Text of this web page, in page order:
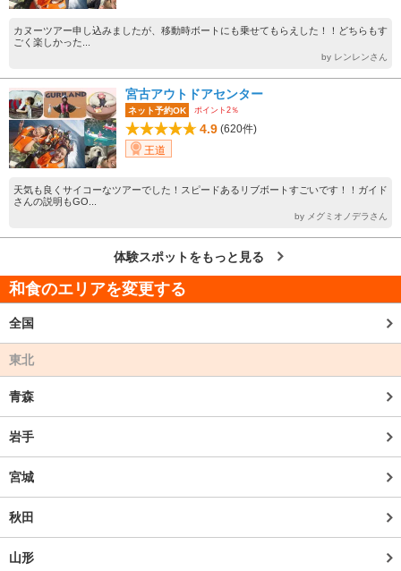
カヌーツアー申し込みましたが、移動時ボートにも乗せてもらえした！！どちらもす
ごく楽しかった...
by レンレンさん
宮古アウトドアセンター
ネット予約OK ポイント2％
4.9 (620件)
王道
天気も良くサイコーなツアーでした！スピードあるリブボートすごいです！！ガイド
さんの説明もGO...
by メグミオノデラさん
体験スポットをもっと見る
和食のエリアを変更する
全国
東北
青森
岩手
宮城
秋田
山形